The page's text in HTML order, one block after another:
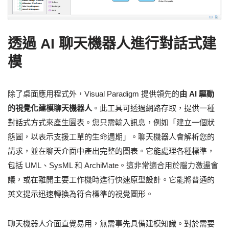
透過 AI 聊天機器人進行對話式建
模
除了桌面應用程式外，Visual Paradigm 提供領先的由 AI 驅動
的視覺化建模聊天機器人 。此工具可透過網路存取，提供一種
對話式方式來產生圖表。您只需輸入訊息，例如「建立一個狀
態圖，以表示支援工單的生命週期」。聊天機器人會解析您的
請求，並在聊天介面中產出完整的圖表。它能處理各種標準，
包括 UML、SysML 和 ArchiMate。這非常適合用於腦力激盪會
議，或在離開主要工作機時進行快速原型設計。它能將普通的
英文提示迅速轉換為符合標準的視覺圖形。
聊天機器人介面直覺易用，無需事先具備建模知識。對於需要